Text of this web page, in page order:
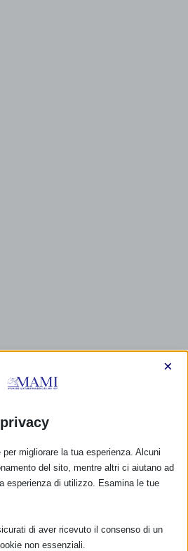
E
GRATUITO
×
migliorare la tua esperienza. Alcuni
del sito, mentre altri ci aiutano ad
esperienza di utilizzo. Esamina le tue
di aver ricevuto il consenso di un
non essenziali.